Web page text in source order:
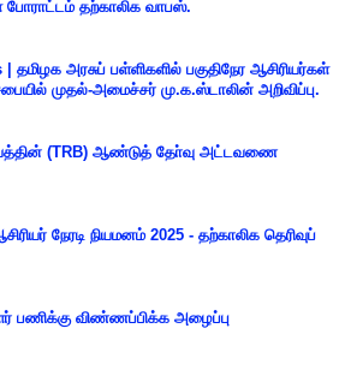
போராட்டம் தற்காலிக வாபஸ்.
தமிழக அரசுப் பள்ளிகளில் பகுதிநேர ஆசிரியர்கள்
முதல்-அமைச்சர் மு.க.ஸ்டாலின் அறிவிப்பு.
(TRB) ஆண்டுத் தோ்வு அட்டவணை
நேரடி நியமனம் 2025 - தற்காலிக தெரிவுப்
பணிக்கு விண்ணப்பிக்க அழைப்பு